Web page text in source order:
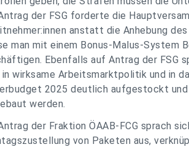
der FSG forderte die
anstatt die Anhebung
man mit einem Bonus-Malus-System
Ebenfalls auf Antrag der FSG
in wirksame Arbeitsmarktpolitik und in
2025 deutlich aufgestockt
werden.
der Fraktion ÖAAB-FCG sprach
von Paketen aus,